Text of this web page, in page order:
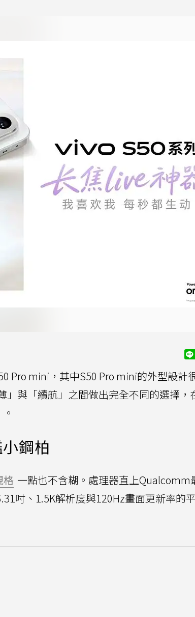
Pro mini，其中S50 Pro mini的外型設計
」與「續航」之間做出完全不同的選擇，
。
鋼柏
格 一點也不含糊。處理器直上Qualcomm
吋、1.5K解析度與120Hz畫面更新率的